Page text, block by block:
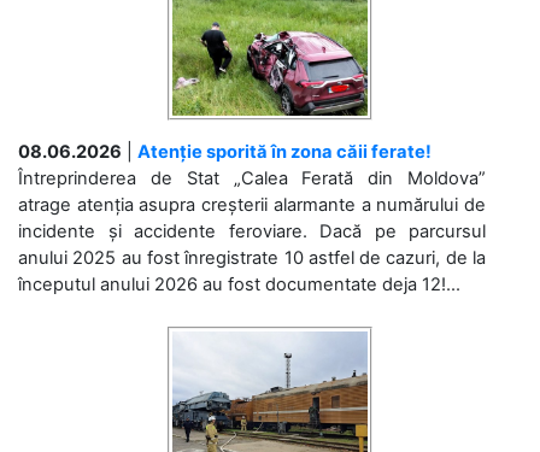
08.06.2026
Atenție sporită în zona căii ferate!
Întreprinderea de Stat „Calea Ferată din Moldova”
atrage atenția asupra creșterii alarmante a numărului de
incidente și accidente feroviare. Dacă pe parcursul
anului 2025 au fost înregistrate 10 astfel de cazuri, de la
începutul anului 2026 au fost documentate deja 12!...